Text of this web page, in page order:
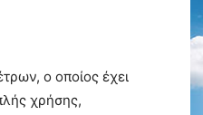
ο οποίος έχει
χρήσης,